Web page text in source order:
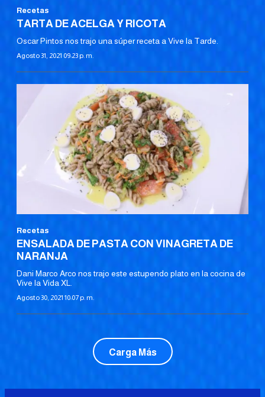
Recetas
TARTA DE ACELGA Y RICOTA
Oscar Pintos nos trajo una súper receta a Vive la Tarde.
Agosto 31, 2021 09:23 p. m.
Recetas
ENSALADA DE PASTA CON VINAGRETA DE
NARANJA
Dani Marco Arco nos trajo este estupendo plato en la cocina de
Vive la Vida XL.
Agosto 30, 2021 10:07 p. m.
Carga Más